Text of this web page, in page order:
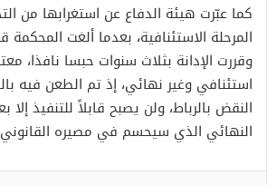
كما عبّرت هيئة الدفاع عن استغرابها من
المرحلة الاستئنافية، بعدما ألغت المحكمة
وقررت الإدانة بثلاث سنوات حبسا نافذا،
استئنافي وغير نهائي، إذ تم الطعن فيه
النقض بالرباط، ولن يصبح قابلاً للتنفيذ إلا
النهائي الذي سيحسم في مصيره